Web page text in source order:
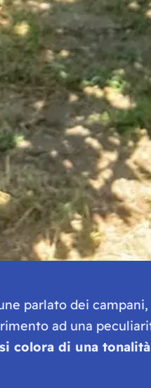
parlato dei campani,
ad una
si colora di una